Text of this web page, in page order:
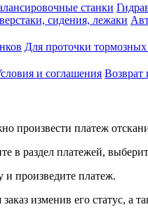
станки
сидения, лежаки
Для проточки тормозных
и соглашения Возврат
произвести платеж
в раздел платежей,
и произведите платеж.
изменив его статус, а